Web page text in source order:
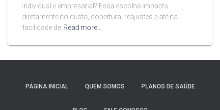
individual e empresarial? Essa escolha impacta
diretamente no custo, cobertura, reajustes e até na
facilidade de Read more…
PÁGINA INICIAL QUEM SOMOS PLANOS DE SAÚDE